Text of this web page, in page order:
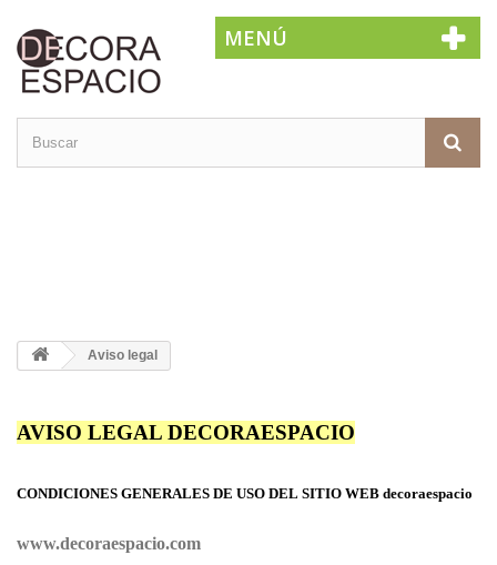
MENÚ
Aviso legal
AVISO LEGAL DECORAESPACIO
CONDICIONES GENERALES DE USO DEL SITIO WEB decoraespacio
www.decoraespacio.com